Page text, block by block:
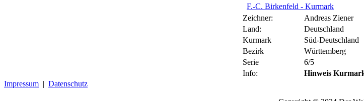
F.-C. Birkenfeld - Kurmark
Zeichner:
Andreas Ziener
Land:
Deutschland
Kurmark
Süd-Deutschland
Bezirk
Württemberg
Serie
6/5
Info:
Hinweis
Impressum | Datenschutz